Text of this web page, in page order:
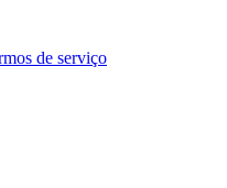
de serviço